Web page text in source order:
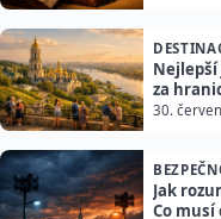
Nejlepší
za
30.
Jak
Co